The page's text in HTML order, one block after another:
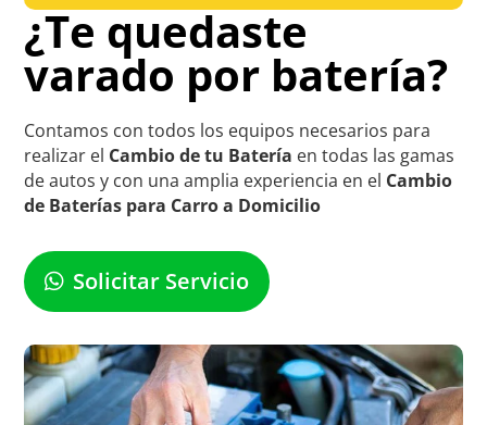
¿Te quedaste
varado por batería?
Contamos con todos los equipos necesarios para
realizar el Cambio de tu Batería en todas las gamas
de autos y con una amplia experiencia en el Cambio
de Baterías para Carro a Domicilio
Solicitar Servicio